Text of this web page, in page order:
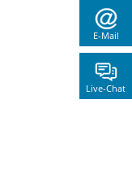
E-Mail
Live-Chat